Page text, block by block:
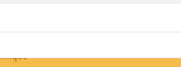
III Saint Jean (SBH)